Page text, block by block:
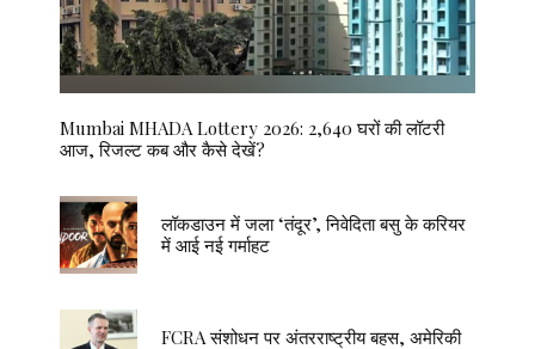
Mumbai MHADA Lottery 2026: 2,640 घरों की लॉटरी
आज, रिजल्ट कब और कैसे देखें?
लॉकडाउन में जला ‘तंदूर’, निवेदिता बसु के करियर
में आई नई गर्माहट
FCRA संशोधन पर अंतरराष्ट्रीय बहस, अमेरिकी